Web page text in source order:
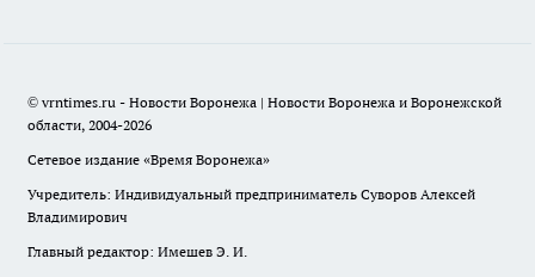
© vrntimes.ru - Новости Воронежа | Новости Воронежа и Воронежской
области, 2004-2026
Сетевое издание «Время Воронежа»
Учредитель: Индивидуальный предприниматель Суворов Алексей
Владимирович
Главный редактор: Имешев Э. И.